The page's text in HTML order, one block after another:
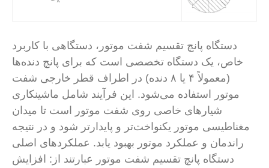
دستگاه پانچ تقسیم شفت موتور، دستگاهی با کاربرد
یک دستگاه تخصصی است که برای پانچ دنده‌ها
(معمولاً ۴ یا ۸ دنده) در اطراف قطر خارجی شفت
موتور استفاده می‌شود. این فرآیند شامل ماشینکاری
شیارهای خاصی روی شفت موتور است تا میدان
موتور یکنواخت‌تر و پایدارتر شود و در نتیجه
و عملکرد موتور بهبود یابد. عملکردهای اصلی
دستگاه پانچ تقسیم شفت موتور عبارتند از: افزایش